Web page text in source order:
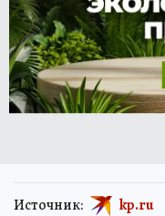
Источник: kp.ru